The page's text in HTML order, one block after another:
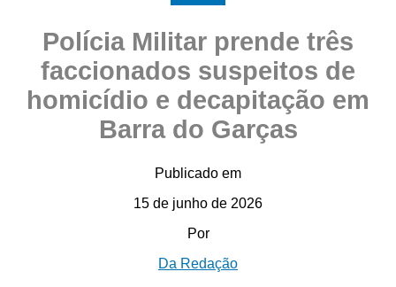
Polícia Militar prende três
faccionados suspeitos de
homicídio e decapitação em
Barra do Garças
Publicado em
15 de junho de 2026
Por
Da Redação